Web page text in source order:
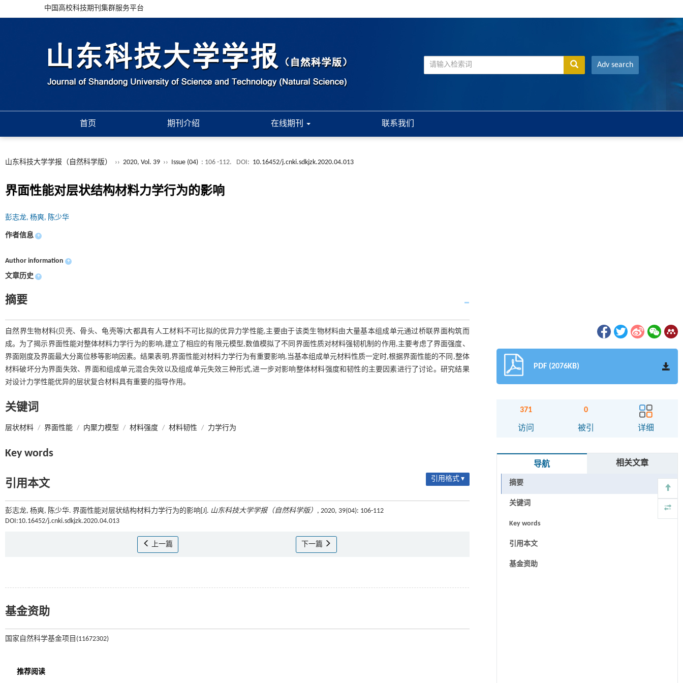
中国高校科技期刊集群服务平台
Adv search
首页 期刊介绍 在线期刊 联系我们
山东科技大学学报（自然科学版） ›› 2020, Vol. 39 ›› Issue (04) : 106 -112. DOI: 10.16452/j.cnki.sdkjzk.2020.04.013
界面性能对层状结构材料力学行为的影响
彭志龙, 杨爽, 陈少华
作者信息 +
Author information +
文章历史 +
摘要
自然界生物材料(贝壳、骨头、龟壳等)大都具有人工材料不可比拟的优异力学性能,主要由于该类生物材料由大量基本组成单元通过桥联界面构筑而
成。为了揭示界面性能对整体材料力学行为的影响,建立了相应的有限元模型,数值模拟了不同界面性质对材料强韧机制的作用,主要考虑了界面强度、
界面刚度及界面最大分离位移等影响因素。结果表明,界面性能对材料力学行为有重要影响,当基本组成单元材料性质一定时,根据界面性能的不同,整体
材料破坏分为界面失效、界面和组成单元混合失效以及组成单元失效三种形式,进一步对影响整体材料强度和韧性的主要因素进行了讨论。研究结果
对设计力学性能优异的层状复合材料具有重要的指导作用。
关键词
层状材料 / 界面性能 / 内聚力模型 / 材料强度 / 材料韧性 / 力学行为
Key words
引用本文 引用格式 ▾
彭志龙, 杨爽, 陈少华. 界面性能对层状结构材料力学行为的影响[J]. 山东科技大学学报（自然科学版） , 2020, 39(04): 106-112
DOI:10.16452/j.cnki.sdkjzk.2020.04.013
上一篇 下一篇
基金资助
国家自然科学基金项目(11672302)
PDF (2076KB)
371
访问
0
被引 详细
导航 相关文章
摘要
关键词
Key words
引用本文
基金资助